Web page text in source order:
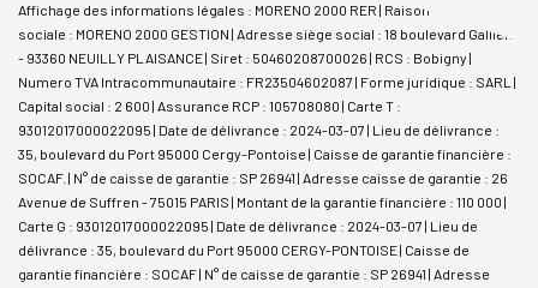
Affichage des informations légales : MORENO 2000 RER | Raison
sociale : MORENO 2000 GESTION | Adresse siège social : 18 boulevard Gallieni
- 93360 NEUILLY PLAISANCE | Siret : 50460208700026 | RCS : Bobigny |
Numero TVA Intracommunautaire : FR23504602087 | Forme juridique : SARL |
Capital social : 2 600 | Assurance RCP : 105708080 | Carte T :
93012017000022095 | Date de délivrance : 2024-03-07 | Lieu de délivrance :
35, boulevard du Port 95000 Cergy-Pontoise | Caisse de garantie financière :
SOCAF. | N° de caisse de garantie : SP 26941 | Adresse caisse de garantie : 26
Avenue de Suffren - 75015 PARIS | Montant de la garantie financière : 110 000 |
Carte G : 93012017000022095 | Date de délivrance : 2024-03-07 | Lieu de
délivrance : 35, boulevard du Port 95000 CERGY-PONTOISE | Caisse de
garantie financière : SOCAF | N° de caisse de garantie : SP 26941 | Adresse